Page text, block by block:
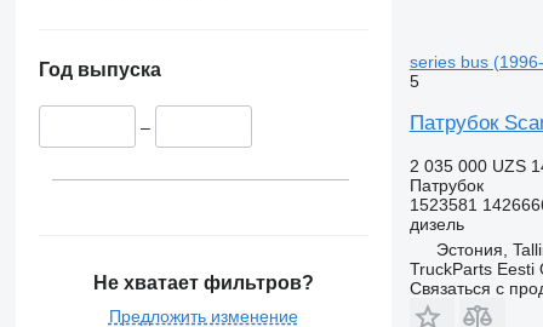
Год выпуска
–
Не хватает фильтров?
Предложить изменение
series bus
5
Патрубок
2 035 000 UZS
Патрубок
1523581
дизель
Эстония,
TruckParts Eesti
Связаться с